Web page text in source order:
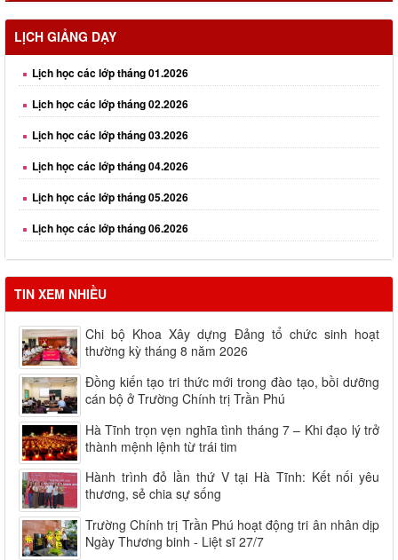
LỊCH GIẢNG DẠY
Lịch học các lớp tháng 01.2026
Lịch học các lớp tháng 02.2026
Lịch học các lớp tháng 03.2026
Lịch học các lớp tháng 04.2026
Lịch học các lớp tháng 05.2026
Lịch học các lớp tháng 06.2026
TIN XEM NHIỀU
Chi bộ Khoa Xây dựng Đảng tổ chức sinh hoạt
thường kỳ tháng 8 năm 2026
Đồng kiến tạo tri thức mới trong đào tạo, bồi dưỡng
cán bộ ở Trường Chính trị Trần Phú
Hà Tĩnh trọn vẹn nghĩa tình tháng 7 – Khi đạo lý trở
thành mệnh lệnh từ trái tim
Hành trình đỏ lần thứ V tại Hà Tĩnh: Kết nối yêu
thương, sẻ chia sự sống
Trường Chính trị Trần Phú hoạt động tri ân nhân dịp
Ngày Thương binh - Liệt sĩ 27/7